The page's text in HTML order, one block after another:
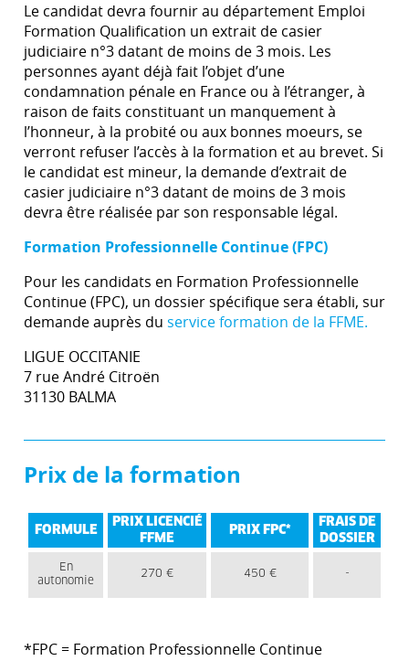
Le candidat devra fournir au département Emploi
Formation Qualification un extrait de casier
judiciaire n°3 datant de moins de 3 mois. Les
personnes ayant déjà fait l’objet d’une
condamnation pénale en France ou à l’étranger, à
raison de faits constituant un manquement à
l’honneur, à la probité ou aux bonnes moeurs, se
verront refuser l’accès à la formation et au brevet. Si
le candidat est mineur, la demande d’extrait de
casier judiciaire n°3 datant de moins de 3 mois
devra être réalisée par son responsable légal.
Formation Professionnelle Continue (FPC)
Pour les candidats en Formation Professionnelle
Continue (FPC), un dossier spécifique sera établi, sur
demande auprès du service formation de la FFME.
LIGUE OCCITANIE
7 rue André Citroën
31130 BALMA
Prix de la formation
FORMULE
PRIX LICENCIÉ
FFME
PRIX FPC*
FRAIS DE
DOSSIER
En
autonomie
270 € 450 € -
*FPC = Formation Professionnelle Continue